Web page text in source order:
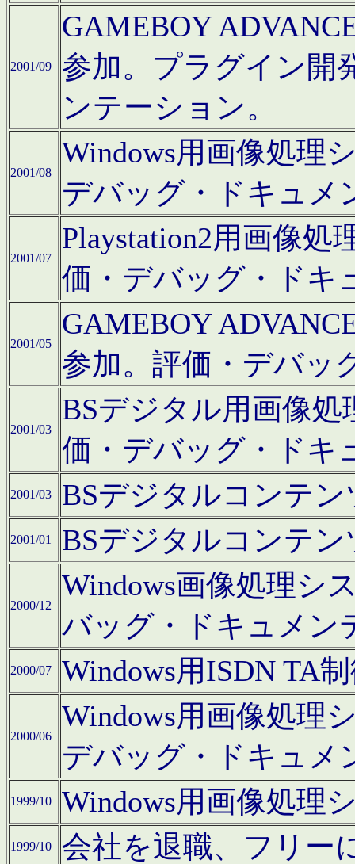
2001/09
GAMEBOY
参加。プラグイン開
ンテーション。
2001/08
Windows用画像処理
デバッグ・ドキュメ
2001/07
Playstation2用画像
価・デバッグ・ドキ
2001/05
GAMEBOY
参加。評価・デバッ
2001/03
BSデジタル用画像
価・デバッグ・ドキ
2001/03 BSデジタルコンテ
2001/01 BSデジタルコンテ
2000/12
Windows画像処理シ
バッグ・ドキュメン
2000/07 Windows用ISDN TA
2000/06
Windows用画像処理
デバッグ・ドキュメ
1999/10 Windows用画像処理
1999/10 会社を退職、フリー